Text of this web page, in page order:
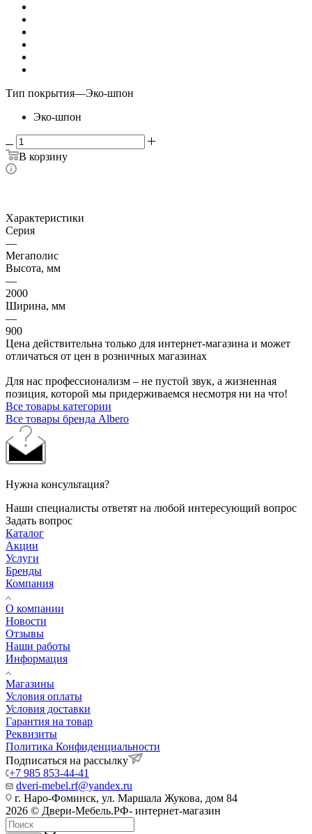
Тип покрытия—Эко-шпон
Эко-шпон
В корзину
Характеристики
Серия
—
Мегаполис
Высота, мм
—
2000
Ширина, мм
—
900
Цена действительна только для интернет-магазина и может
отличаться от цен в розничных магазинах
Для нас профессионализм – не пустой звук, а жизненная
позиция, которой мы придерживаемся несмотря ни на что!
Все товары категории
Все товары бренда Albero
Нужна консультация?
Наши специалисты ответят на любой интересующий вопрос
Задать вопрос
Каталог
Акции
Услуги
Бренды
Компания
О компании
Новости
Отзывы
Наши работы
Информация
Магазины
Условия оплаты
Условия доставки
Гарантия на товар
Реквизиты
Политика Конфиденциальности
Подписаться на рассылку
+7 985 853-44-41
dveri-mebel.rf@yandex.ru
г. Наро-Фоминск, ул. Маршала Жукова, дом 84
2026 © Двери-Мебель.РФ- интернет-магазин